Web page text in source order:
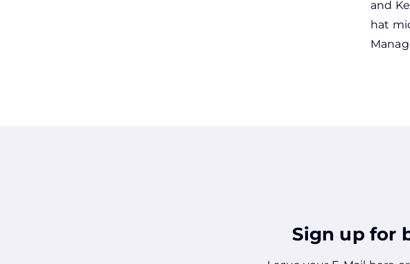
and
hat
Sign up for